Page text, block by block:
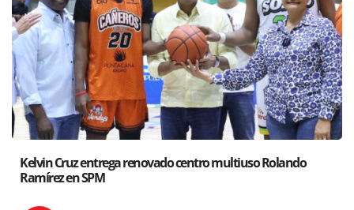
centro multiuso Rolando
Santiago acoge exposición